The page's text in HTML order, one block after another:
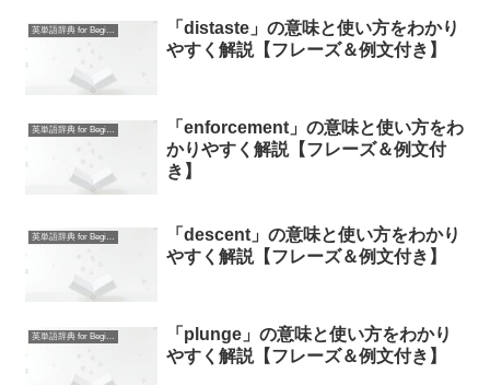
英単語辞典 for Beginners
「distaste」の意味と使い方をわかり
やすく解説【フレーズ＆例文付き】
英単語辞典 for Beginners
「enforcement」の意味と使い方をわ
かりやすく解説【フレーズ＆例文付
き】
英単語辞典 for Beginners
「descent」の意味と使い方をわかり
やすく解説【フレーズ＆例文付き】
英単語辞典 for Beginners
「plunge」の意味と使い方をわかり
やすく解説【フレーズ＆例文付き】